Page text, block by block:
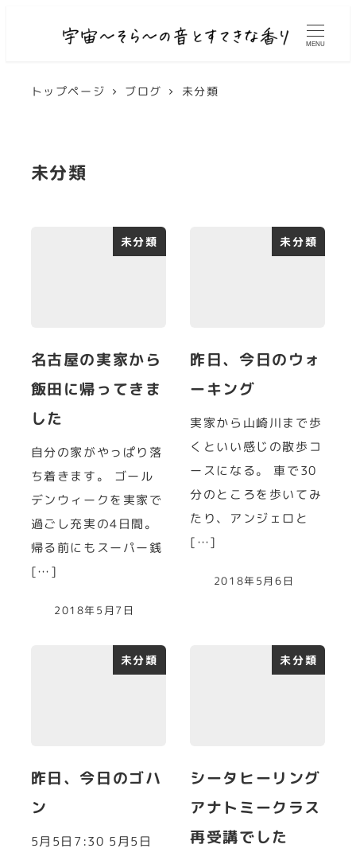
MENU
トップページ ブログ 未分類
未分類
未分類
名古屋の実家から
飯田に帰ってきま
した
自分の家がやっぱり落
ち着きます。 ゴール
デンウィークを実家で
過ごし充実の4日間。
帰る前にもスーパー銭
[…]
2018年5月7日
未分類
昨日、今日のウォ
ーキング
実家から山崎川まで歩
くといい感じの散歩コ
ースになる。 車で30
分のところを歩いてみ
たり、アンジェロと
[…]
2018年5月6日
未分類
昨日、今日のゴハ
ン
5月5日7:30 5月5日
未分類
シータヒーリング
アナトミークラス
再受講でした